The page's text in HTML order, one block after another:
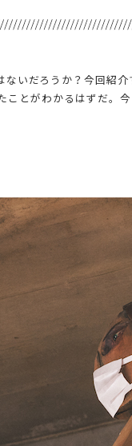
いだろうか？今回紹
とがわかるはずだ。